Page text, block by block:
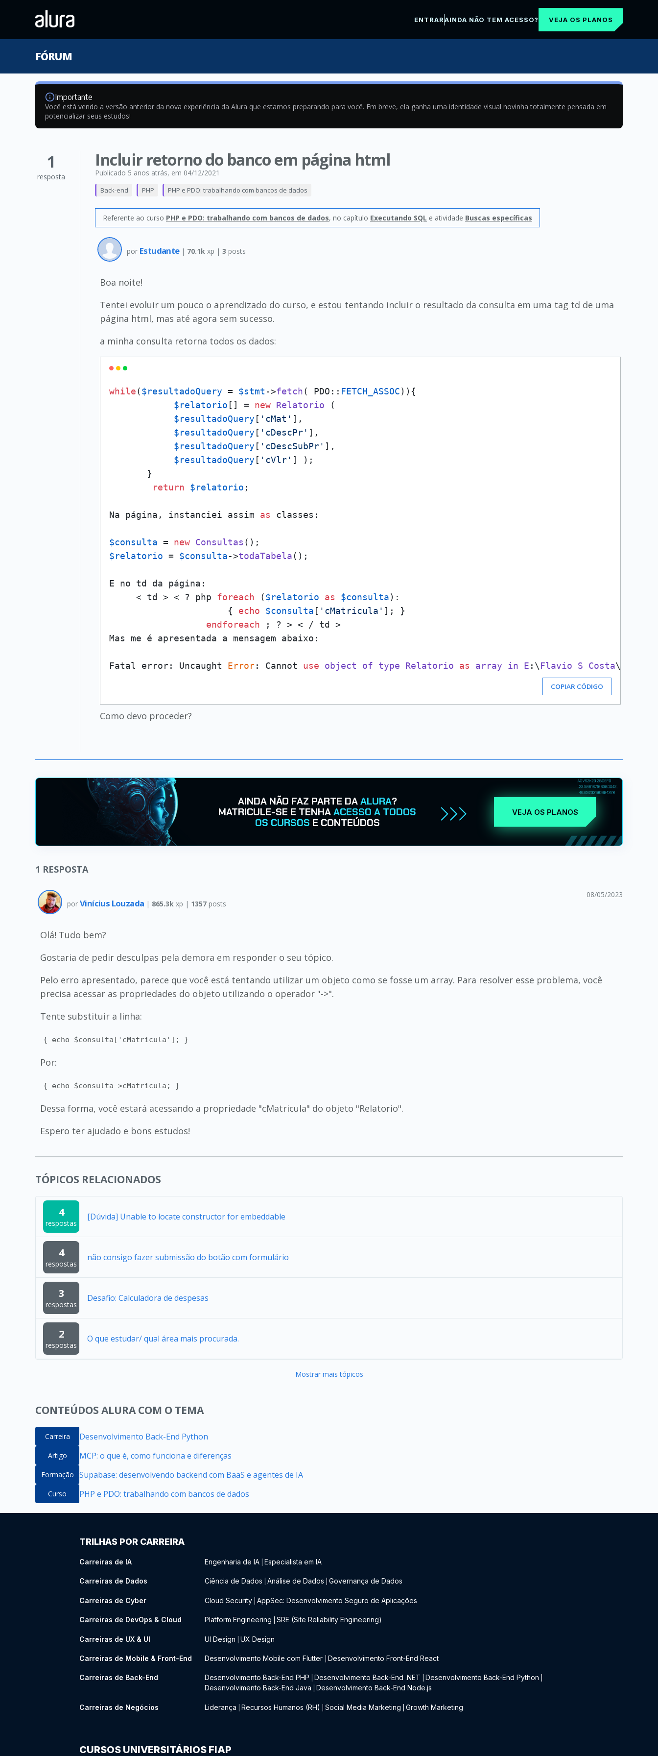
ENTRARAINDA NÃO TEM ACESSO? VEJA OS PLANOS
FÓRUM
Importante
Você está vendo a versão anterior da nova experiência da Alura que estamos preparando para você. Em breve, ela ganha uma identidade visual novinha totalmente pensada em
potencializar seus estudos!
1
resposta
Incluir retorno do banco em página html
Publicado 5 anos atrás, em 04/12/2021
Back-end PHP PHP e PDO: trabalhando com bancos de dados
Referente ao curso PHP e PDO: trabalhando com bancos de dados, no capítulo Executando SQL e atividade Buscas específicas
por Estudante | 70.1k xp | 3 posts
Boa noite!
Tentei evoluir um pouco o aprendizado do curso, e estou tentando incluir o resultado da consulta em uma tag td de uma
página html, mas até agora sem sucesso.
a minha consulta retorna todos os dados:
while($resultadoQuery = $stmt ->fetch( PDO:: FETCH_ASSOC)){
$relatorio [] = new Relatorio (
$resultadoQuery [ 'cMat' ],
$resultadoQuery [ 'cDescPr' ],
$resultadoQuery [ 'cDescSubPr' ],
$resultadoQuery [ 'cVlr' ] );
       }
return
$relatorio ;
Na página, instanciei assim as classes:
$consulta = new Consultas
$relatorio = $consulta->todaTabela();
E no td da página:
     < td > < ? php
foreach ($relatorio as $consulta):
                      {
echo $consulta [ 'cMatricula' ]; }
endforeach ; ? > < / td >
Mas me é apresentada a mensagem abaixo:
Fatal error: Uncaught Error: Cannot use object of type Relatorio as array in E :\ Flavio S Costa\
COPIAR CÓDIGO
Como devo proceder?
AINDA NÃO FAZ PARTE DAALURA?
MATRICULE-SE E TENHAACESSO A TODOS
OS CURSOS E CONTEÚDOS
VEJA OS PLANOS
1 RESPOSTA
por Vinícius Louzada | 865.3k xp | 1357posts
08/05/2023
Olá! Tudo bem?
Gostaria de pedir desculpas pela demora em responder o seu tópico.
Pelo erro apresentado, parece que você está tentando utilizar um objeto como se fosse um array. Para resolver esse problema, você
precisa acessar as propriedades do objeto utilizando o operador "->".
Tente substituir a linha:
{ echo $consulta['cMatricula']; }
Por:
{ echo $consulta->cMatricula; }
Dessa forma, você estará acessando a propriedade "cMatricula" do objeto "Relatorio".
Espero ter ajudado e bons estudos!
TÓPICOS RELACIONADOS
4
respostas
[Dúvida] Unable to locate constructor for embeddable
4
respostas
não consigo fazer submissão do botão com formulário
3
respostas
Desafio: Calculadora de despesas
2
respostas
O que estudar/ qual área mais procurada.
Mostrar mais tópicos
CONTEÚDOS ALURA COM O TEMA
Carreira Desenvolvimento Back-End Python
Artigo MCP: o que é, como funciona e diferenças
Formação Supabase: desenvolvendo backend com BaaS e agentes de IA
Curso PHP e PDO: trabalhando com bancos de dados
TRILHAS POR CARREIRA
Carreiras de IA Engenharia de IA Especialista em IA
Carreiras de Dados Ciência de Dados Análise de Dados Governança de Dados
Carreiras de Cyber Cloud Security AppSec: Desenvolvimento Seguro de Aplicações
Carreiras de DevOps & Cloud Platform Engineering SRE (Site Reliability Engineering)
Carreiras de UX & UI UI Design UX Design
Carreiras de Mobile & Front-End Desenvolvimento Mobile com Flutter Desenvolvimento Front-End React
Carreiras de Back-End Desenvolvimento Back-End PHP Desenvolvimento Back-End .NET Desenvolvimento Back-End Python
Desenvolvimento Back-End Java Desenvolvimento Back-End Node.js
Carreiras de Negócios Liderança Recursos Humanos (RH) Social Media Marketing Growth Marketing
CURSOS UNIVERSITÁRIOS FIAP